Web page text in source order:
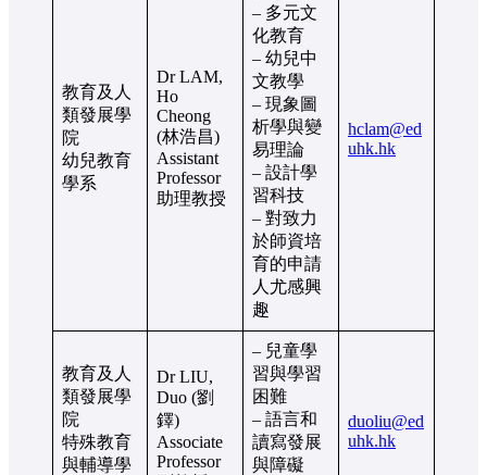
教育及人
類發展學
院
幼兒教育
學系
Dr LAM,
Ho
Cheong
(林浩昌)
Assistant
Professor
助理教授
– 多元文
化教育
– 幼兒中
文教學
– 現象圖
析學與變
易理論
– 設計學
習科技
– 對致力
於師資培
育的申請
人尤感興
趣
hclam@ed
uhk.hk
教育及人
類發展學
院
特殊教育
與輔導學
Dr LIU,
Duo (劉
鐸)
Associate
Professor
– 兒童學
習與學習
困難
– 語言和
讀寫發展
與障礙
duoliu@ed
uhk.hk